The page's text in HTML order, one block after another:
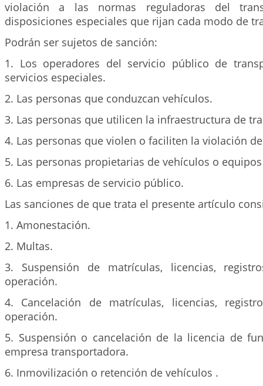
violación a las normas reguladoras del
disposiciones especiales que rijan cada modo de
Podrán ser sujetos de sanción:
1. Los operadores del servicio público de
servicios especiales.
2. Las personas que conduzcan vehículos.
3. Las personas que utilicen la infraestructura de
4. Las personas que violen o faciliten la violación
5. Las personas propietarias de vehículos o
6. Las empresas de servicio público.
Las sanciones de que trata el presente artículo
1. Amonestación.
2. Multas.
3. Suspensión de matrículas, licencias,
operación.
4. Cancelación de matrículas, licencias,
operación.
5. Suspensión o cancelación de la licencia de
empresa transportadora.
6. Inmovilización o retención de vehículos .